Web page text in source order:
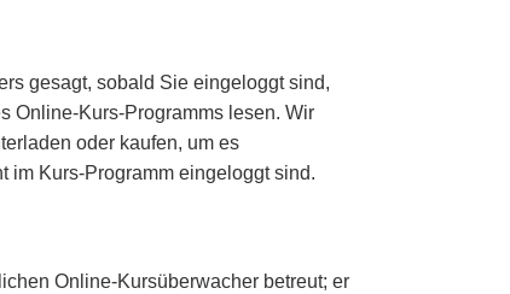
gesagt, sobald Sie eingeloggt sind,
Online-Kurs-Programms lesen. Wir
oder kaufen, um es
im Kurs-Programm eingeloggt sind.
Online-Kursüberwacher betreut; er